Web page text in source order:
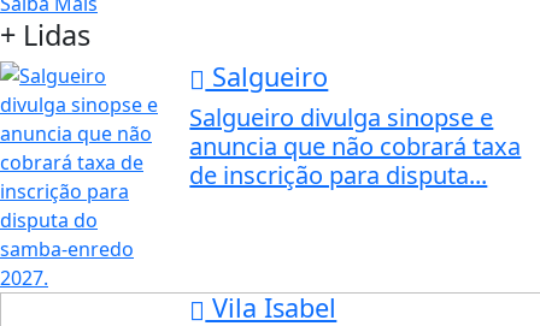
+ Lidas
Salgueiro
Salgueiro divulga sinopse e
anuncia que não cobrará taxa
de inscrição para disputa...
Vila Isabel